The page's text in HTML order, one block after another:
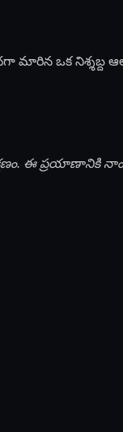
ఒక నిశ్శబ్ద
ఈ ప్రయాణానికి